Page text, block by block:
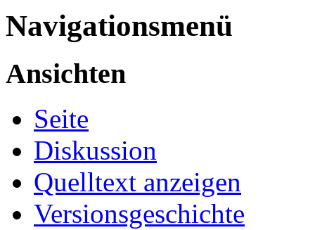
Navigationsmenü
Ansichten
Seite
Diskussion
Quelltext anzeigen
Versionsgeschichte